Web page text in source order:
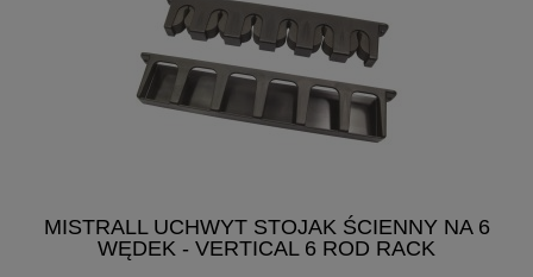
MISTRALL UCHWYT STOJAK ŚCIENNY NA 6
WĘDEK - VERTICAL 6 ROD RACK